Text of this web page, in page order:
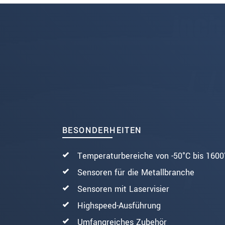
BESONDERHEITEN
Temperaturbereiche von -50°C bis
Sensoren für die Metallbranche
Sensoren mit Laservisier
Highspeed-Ausführung
Umfangreiches Zubehör